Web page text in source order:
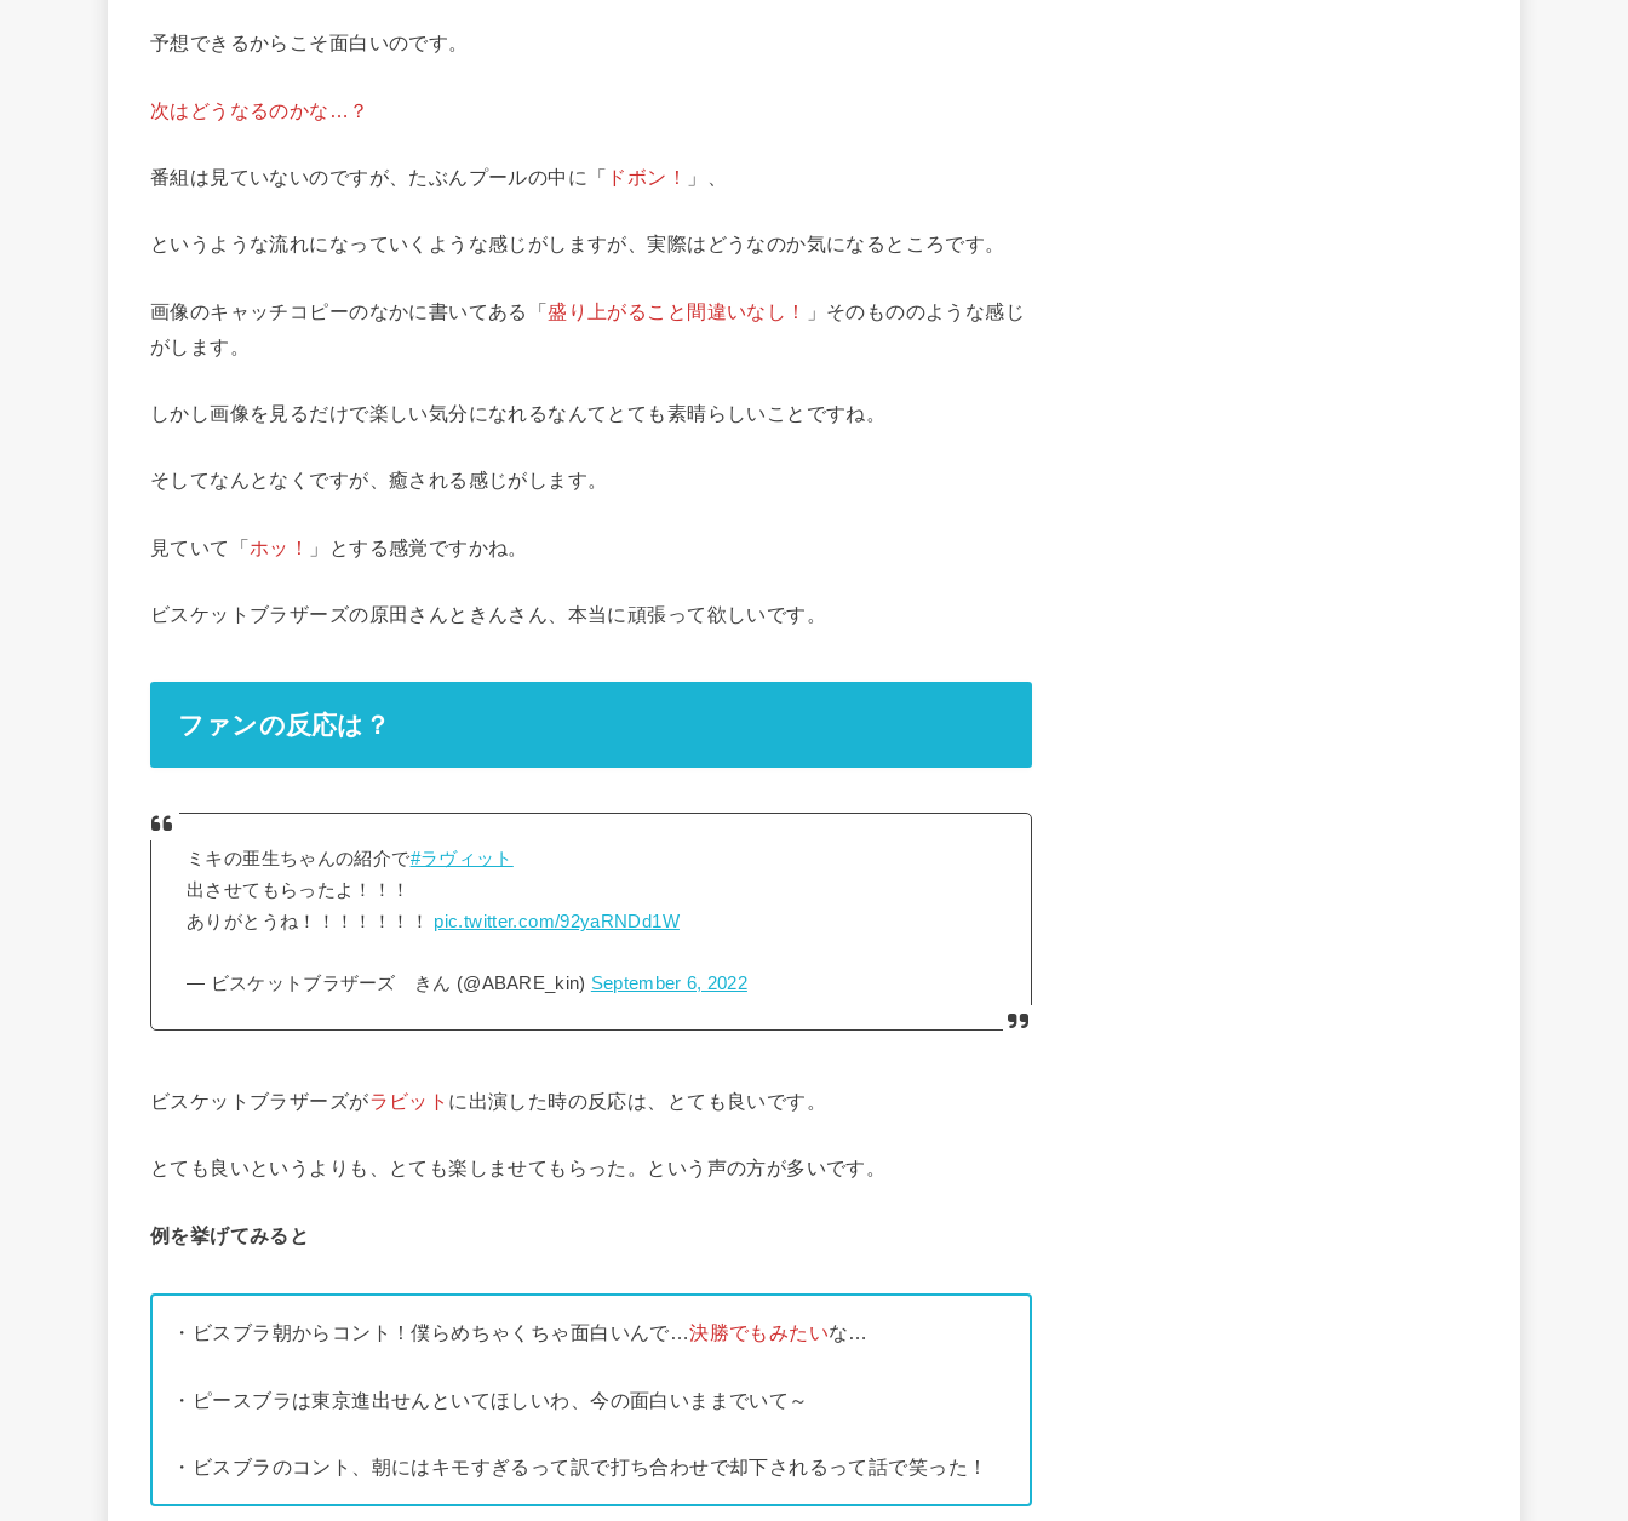
予想できるからこそ面白いのです。
次はどうなるのかな…？
番組は見ていないのですが、たぶんプールの中に「 ドボン！ 」、
というような流れになっていくような感じがしますが、実際はどうなのか気になるところです。
画像のキャッチコピーのなかに書いてある「盛り上がること間違いなし！
」そのもののような感じ
がします。
しかし画像を見るだけで楽しい気分になれるなんてとても素晴らしいことですね。
そしてなんとなくですが、癒される感じがします。
見ていて「ホッ！ 」とする感覚ですかね。
ビスケットブラザーズの原田さんときんさん、本当に頑張って欲しいです。
ファンの反応は？
ミキの亜生ちゃんの紹介で#ラヴィット
出させてもらったよ！！！
ありがとうね！！！！！！！ pic.twitter.com/92yaRNDd1W
— ビスケットブラザーズ きん (@ABARE_kin) September 6, 2022
ビスケットブラザーズがラビット に出演した時の反応は、とても良いです。
とても良いというよりも、とても楽しませてもらった。という声の方が多いです。
例を挙げてみると
・ビスブラ朝からコント！僕らめちゃくちゃ面白いんで…決勝でもみたいな…
・ピースブラは東京進出せんといてほしいわ、今の面白いままでいて～
・ビスブラのコント、朝にはキモすぎるって訳で打ち合わせで却下されるって話で笑った！